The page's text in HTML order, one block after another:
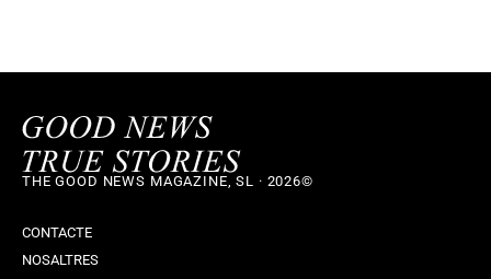
THE GOOD NEWS MAGAZINE, SL · 2026©
CONTACTE
NOSALTRES